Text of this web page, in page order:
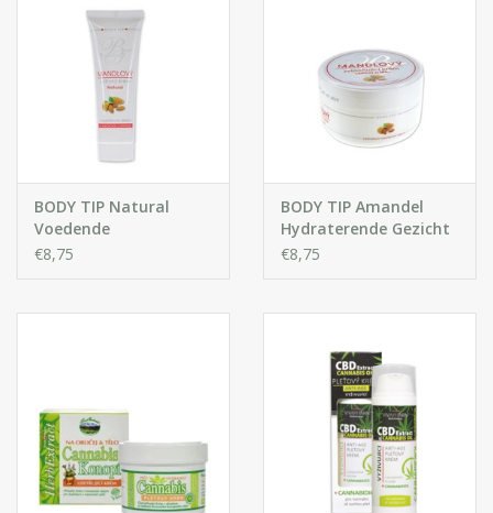
BODY TIP Natural
Voedende
Gezichtscrème met
€8,75
BODY TIP Amandel
Hydraterende Gezicht
en Lichaamscrème
€8,75